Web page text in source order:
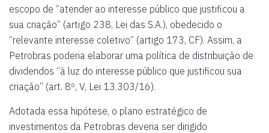
escopo de “atender ao interesse público que justificou a
sua criação” (artigo 238, Lei das S.A.), obedecido o
“relevante interesse coletivo” (artigo 173, CF). Assim, a
Petrobras poderia elaborar uma política de distribuição de
dividendos “à luz do interesse público que justificou sua
criação” (art. 8º, V, Lei 13.303/16).
Adotada essa hipótese, o plano estratégico de
investimentos da Petrobras deveria ser dirigido